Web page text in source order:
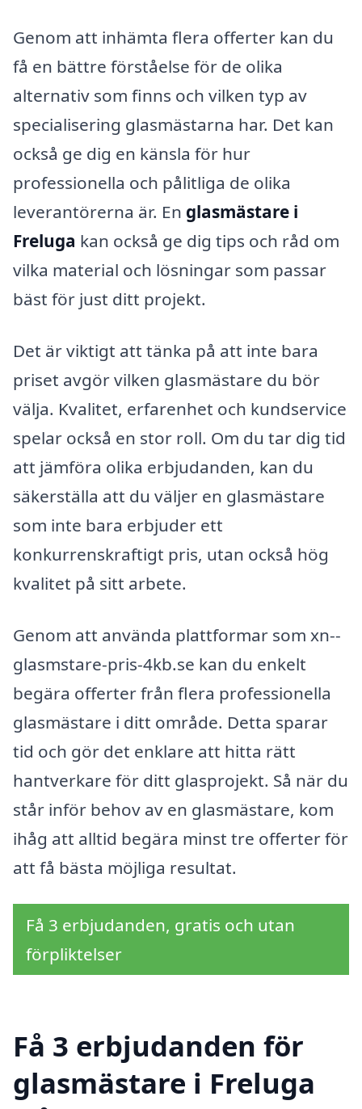
Genom att inhämta flera offerter kan du
få en bättre förståelse för de olika
alternativ som finns och vilken typ av
specialisering glasmästarna har. Det kan
också ge dig en känsla för hur
professionella och pålitliga de olika
leverantörerna är. En glasmästare i
Freluga kan också ge dig tips och råd om
vilka material och lösningar som passar
bäst för just ditt projekt.
Det är viktigt att tänka på att inte bara
priset avgör vilken glasmästare du bör
välja. Kvalitet, erfarenhet och kundservice
spelar också en stor roll. Om du tar dig tid
att jämföra olika erbjudanden, kan du
säkerställa att du väljer en glasmästare
som inte bara erbjuder ett
konkurrenskraftigt pris, utan också hög
kvalitet på sitt arbete.
Genom att använda plattformar som xn--
glasmstare-pris-4kb.se kan du enkelt
begära offerter från flera professionella
glasmästare i ditt område. Detta sparar
tid och gör det enklare att hitta rätt
hantverkare för ditt glasprojekt. Så när du
står inför behov av en glasmästare, kom
ihåg att alltid begära minst tre offerter för
att få bästa möjliga resultat.
Få 3 erbjudanden, gratis och utan
förpliktelser
Få 3 erbjudanden för
glasmästare i Freluga